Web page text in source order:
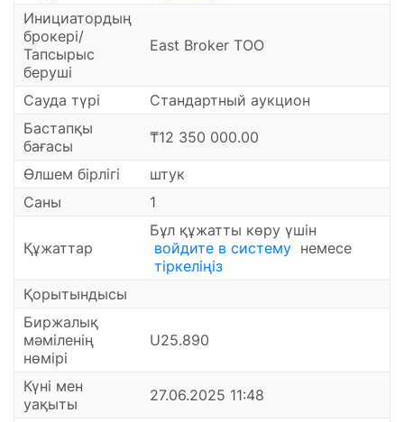
Инициатордың
брокері/
Тапсырыс
беруші
East Broker ТОО
Сауда түрі
Стандартный аукцион
Бастапқы
бағасы
₸12 350 000.00
Өлшем бірлігі
штук
Саны
1
Құжаттар
Бұл құжатты көру үшін
войдите в систему немесе
тіркеліңіз
Қорытындысы
Биржалық
мәміленің
нөмірі
U25.890
Күні мен
уақыты
27.06.2025 11:48